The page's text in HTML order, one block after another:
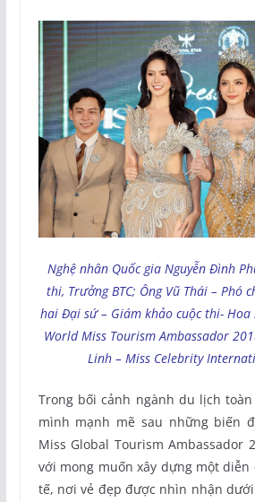
Nghệ nhân Quốc gia Nguyễn Đình
thi, Trưởng BTC; Ông Vũ Thái – Phó
hai Đại sứ – Giám khảo cuộc thi- Hoa
World Miss Tourism Ambassador
Linh – Miss Celebrity
Trong bối cảnh ngành du lịch
mình mạnh mẽ sau những biến
Miss Global Tourism Ambassador
với mong muốn xây dựng một diễn
tế, nơi vẻ đẹp được nhìn nhận